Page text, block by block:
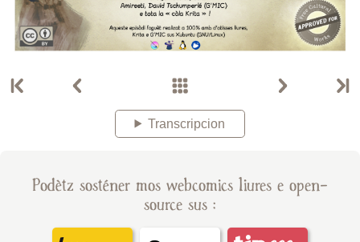
Transcripcion
Podètz sosténer mos webcomics liures e open-
source sus :